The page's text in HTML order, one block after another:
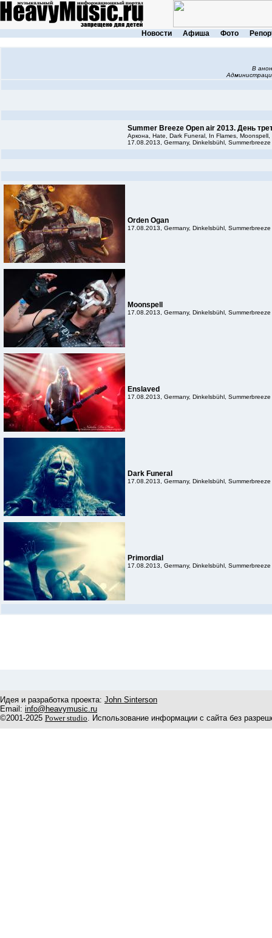
Новости Афиша Фото
В
Summer Breeze Open air 2013. День
Аркона, Hate, Dark Funeral, In Flames,
17.08.2013, Germany, Dinkelsbühl, Summerbreeze
Orden Ogan
17.08.2013, Germany, Dinkelsbühl, Summerbreeze
Moonspell
17.08.2013, Germany, Dinkelsbühl, Summerbreeze
Enslaved
17.08.2013, Germany, Dinkelsbühl, Summerbreeze
Dark Funeral
17.08.2013, Germany, Dinkelsbühl, Summerbreeze
Primordial
17.08.2013, Germany, Dinkelsbühl, Summerbreeze
Идея и разработка проекта: John Sinterson
Email: info@heavymusic.ru
©2001-2025 Power studio. Использование информации с сайта без